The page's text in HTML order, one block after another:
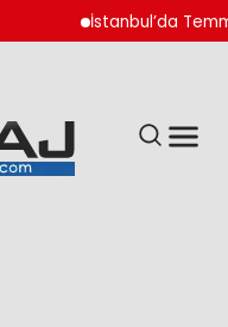
İstanbul’da